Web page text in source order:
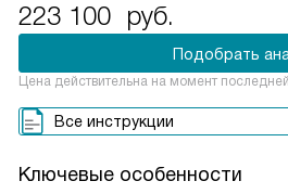
223 100 руб.
Подобрать
Цена действительна на момент
Все инструкции
Ключевые особенности